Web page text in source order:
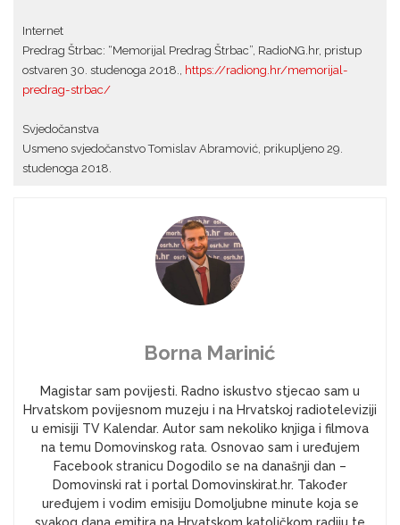
Internet
Predrag Štrbac: “Memorijal Predrag Štrbac”, RadioNG.hr, pristup
ostvaren 30. studenoga 2018., https://radiong.hr/memorijal-
predrag-strbac/
Svjedočanstva
Usmeno svjedočanstvo Tomislav Abramović, prikupljeno 29.
studenoga 2018.
Borna Marinić
Magistar sam povijesti. Radno iskustvo stjecao sam u
Hrvatskom povijesnom muzeju i na Hrvatskoj radioteleviziji
u emisiji TV Kalendar. Autor sam nekoliko knjiga i filmova
na temu Domovinskog rata. Osnovao sam i uređujem
Facebook stranicu Dogodilo se na današnji dan –
Domovinski rat i portal Domovinskirat.hr. Također
uređujem i vodim emisiju Domoljubne minute koja se